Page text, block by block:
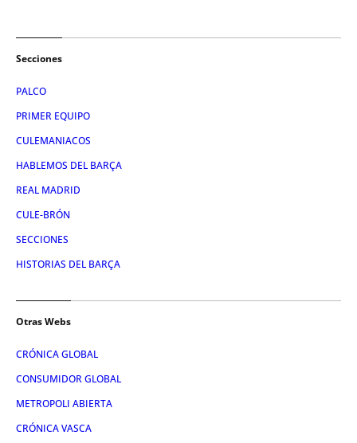
Secciones
PALCO
PRIMER EQUIPO
CULEMANIACOS
HABLEMOS DEL BARÇA
REAL MADRID
CULE-BRÓN
SECCIONES
HISTORIAS DEL BARÇA
Otras Webs
CRÓNICA GLOBAL
CONSUMIDOR GLOBAL
METROPOLI ABIERTA
CRÓNICA VASCA